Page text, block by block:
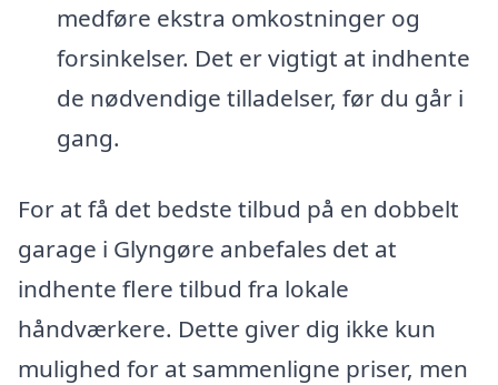
medføre ekstra omkostninger og
forsinkelser. Det er vigtigt at indhente
de nødvendige tilladelser, før du går i
gang.
For at få det bedste tilbud på en dobbelt
garage i Glyngøre anbefales det at
indhente flere tilbud fra lokale
håndværkere. Dette giver dig ikke kun
mulighed for at sammenligne priser, men